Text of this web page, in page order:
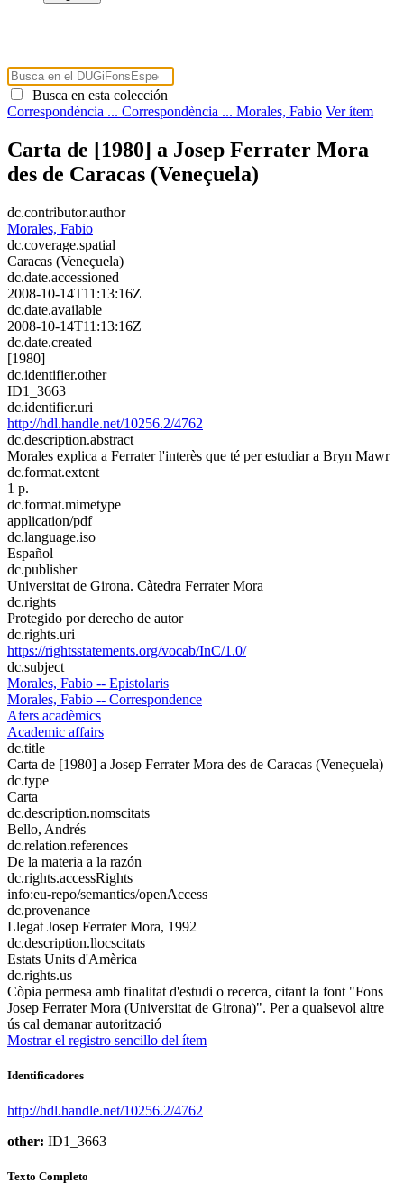
Busca en esta colección
Correspondència ... Correspondència ... Morales, Fabio Ver ítem
Carta de [1980] a Josep Ferrater Mora
des de Caracas (Veneçuela)
dc.contributor.author
Morales, Fabio
dc.coverage.spatial
Caracas (Veneçuela)
dc.date.accessioned
2008-10-14T11:13:16Z
dc.date.available
2008-10-14T11:13:16Z
dc.date.created
[1980]
dc.identifier.other
ID1_3663
dc.identifier.uri
http://hdl.handle.net/10256.2/4762
dc.description.abstract
Morales explica a Ferrater l'interès que té per estudiar a Bryn Mawr
dc.format.extent
1 p.
dc.format.mimetype
application/pdf
dc.language.iso
Español
dc.publisher
Universitat de Girona. Càtedra Ferrater Mora
dc.rights
Protegido por derecho de autor
dc.rights.uri
https://rightsstatements.org/vocab/InC/1.0/
dc.subject
Morales, Fabio -- Epistolaris
Morales, Fabio -- Correspondence
Afers acadèmics
Academic affairs
dc.title
Carta de [1980] a Josep Ferrater Mora des de Caracas (Veneçuela)
dc.type
Carta
dc.description.nomscitats
Bello, Andrés
dc.relation.references
De la materia a la razón
dc.rights.accessRights
info:eu-repo/semantics/openAccess
dc.provenance
Llegat Josep Ferrater Mora, 1992
dc.description.llocscitats
Estats Units d'Amèrica
dc.rights.us
Còpia permesa amb finalitat d'estudi o recerca, citant la font "Fons
Josep Ferrater Mora (Universitat de Girona)". Per a qualsevol altre
ús cal demanar autorització
Mostrar el registro sencillo del ítem
Identificadores
http://hdl.handle.net/10256.2/4762
other: ID1_3663
Texto Completo